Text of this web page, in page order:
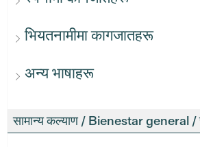
भियतनामीमा कागजातहरू
अन्य भाषाहरू
सामान्य कल्याण / Bienestar general /